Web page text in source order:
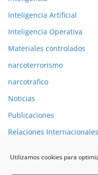
Utilizamos cookies para
Inteligencia Artificial
Inteligencia Operativa
Materiales controlados
narcoterrorismo
narcotrafico
Noticias
Publicaciones
Relaciones Internacionales